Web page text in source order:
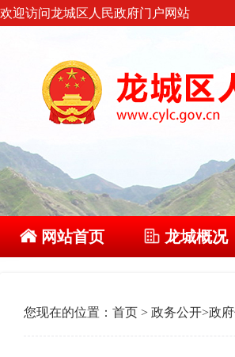
欢迎访问龙城区人民政府门户网站
网站首页 龙城概况
您现在的位置： 首页 > 政务公开>政